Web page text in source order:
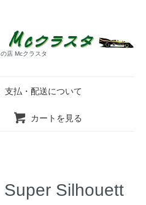
店 Mcクラスタ
支払・配送について
カートを見る
Silhouett